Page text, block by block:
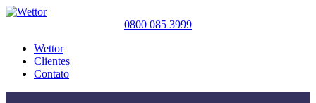
0800 085 3999
Wettor
Clientes
Contato